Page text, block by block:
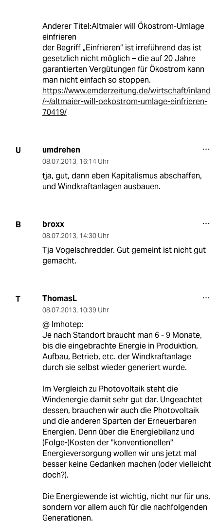
Anderer Titel:Altmaier will Ökostrom-Umlage
einfrieren
der Begriff „Einfrieren“ ist irreführend das ist
gesetzlich nicht möglich – die auf 20 Jahre
garantierten Vergütungen für Ökostrom kann
man nicht einfach so stoppen.
https://www.emderzeitung.de/wirtschaft/inland
/~/altmaier-will-oekostrom-umlage-einfrieren-
70419/
U umdrehen
08.07.2013, 16:14 Uhr
tja, gut, dann eben Kapitalismus abschaffen,
und Windkraftanlagen ausbauen.
B broxx
08.07.2013, 14:30 Uhr
Tja Vogelschredder. Gut gemeint ist nicht gut
gemacht.
T ThomasL
08.07.2013, 10:39 Uhr
@ Imhotep:
Je nach Standort braucht man 6 - 9 Monate,
bis die eingebrachte Energie in Produktion,
Aufbau, Betrieb, etc. der Windkraftanlage
durch sie selbst wieder generiert wurde.
Im Vergleich zu Photovoltaik steht die
Windenergie damit sehr gut dar. Ungeachtet
dessen, brauchen wir auch die Photovoltaik
und die anderen Sparten der Erneuerbaren
Energien. Denn über die Energiebilanz und
(Folge-)Kosten der "konventionellen"
Energieversorgung wollen wir uns jetzt mal
besser keine Gedanken machen (oder vielleicht
doch?).
Die Energiewende ist wichtig, nicht nur für uns,
sondern vor allem auch für die nachfolgenden
Generationen.